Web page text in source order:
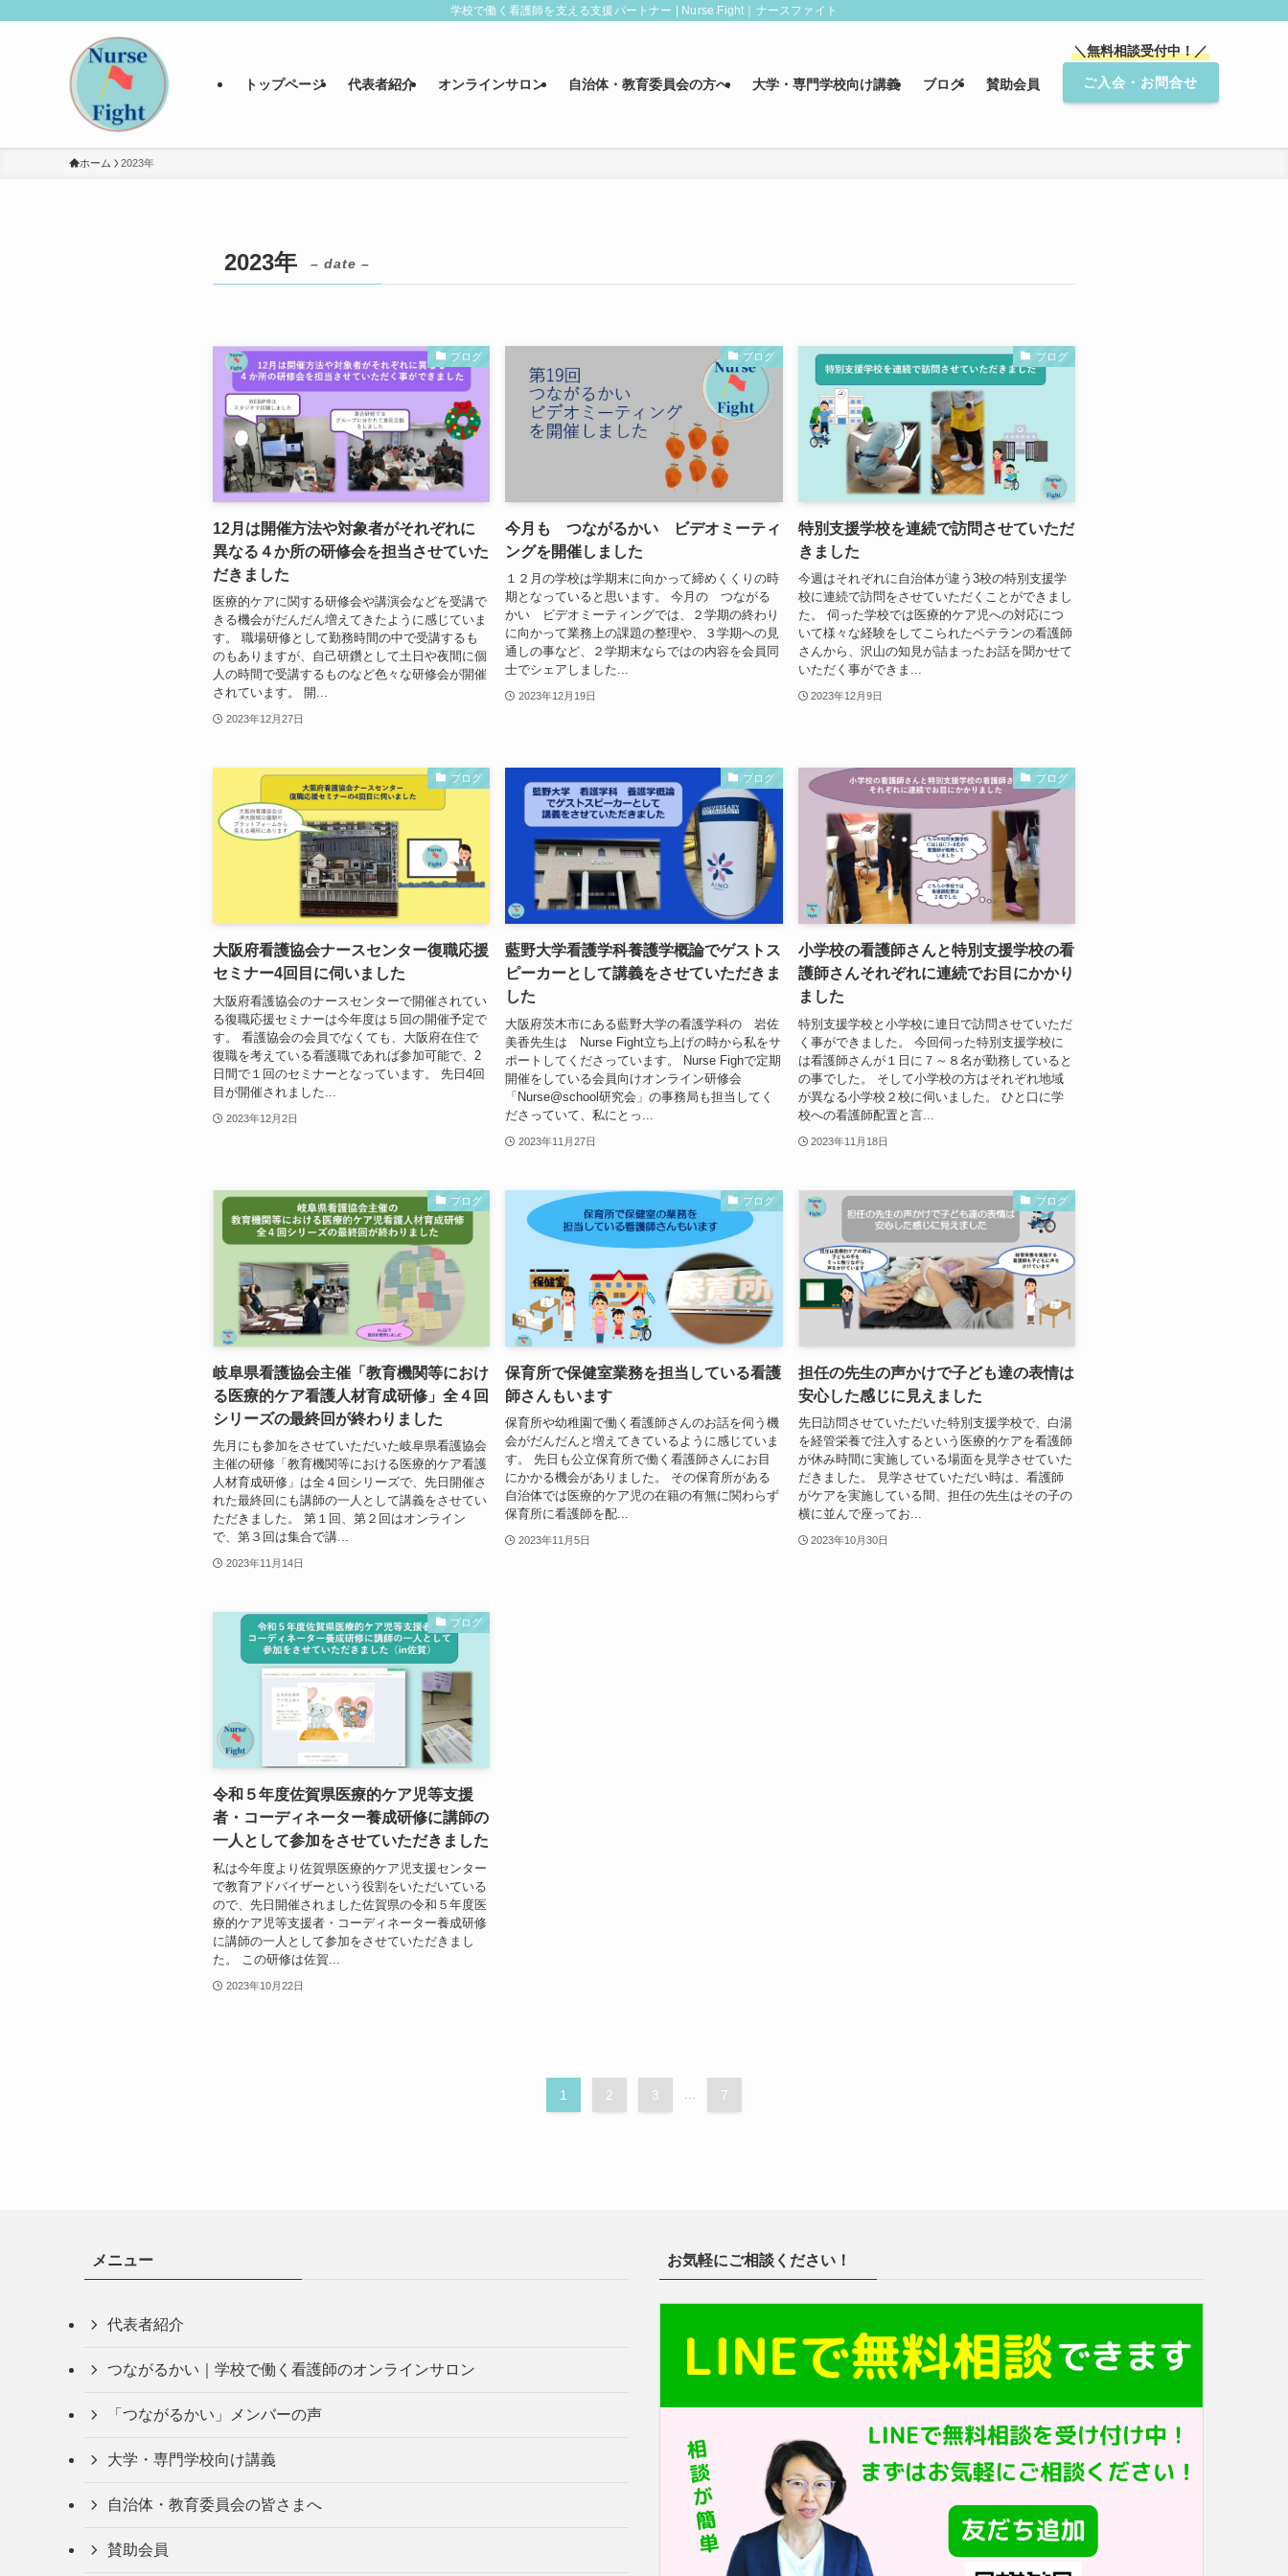
学校で働く看護師を支える支援パートナー | Nurse Fight｜ナースファイト
トップページ 代表者紹介 オンラインサロン 自治体・教育委員会の方へ 大学・専門学校向け講義 ブログ 賛助会員
＼無料相談受付中！／
ご入会・お問合せ
ホーム 2023年
2023年 – date –
ブログ
12月は開催方法や対象者がそれぞれに
異なる４か所の研修会を担当させていた
だきました
医療的ケアに関する研修会や講演会などを受講で
きる機会がだんだん増えてきたように感じていま
す。 職場研修として勤務時間の中で受講するも
のもありますが、自己研鑽として土日や夜間に個
人の時間で受講するものなど色々な研修会が開催
されています。 開...
2023年12月27日
ブログ
今月も つながるかい ビデオミーティ
ングを開催しました
１２月の学校は学期末に向かって締めくくりの時
期となっていると思います。 今月の つながる
かい ビデオミーティングでは、２学期の終わり
に向かって業務上の課題の整理や、３学期への見
通しの事など、２学期末ならではの内容を会員同
士でシェアしました...
2023年12月19日
ブログ
特別支援学校を連続で訪問させていただ
きました
今週はそれぞれに自治体が違う3校の特別支援学
校に連続で訪問をさせていただくことができまし
た。 伺った学校では医療的ケア児への対応につ
いて様々な経験をしてこられたベテランの看護師
さんから、沢山の知見が詰まったお話を聞かせて
いただく事ができま...
2023年12月9日
ブログ
大阪府看護協会ナースセンター復職応援
セミナー4回目に伺いました
大阪府看護協会のナースセンターで開催されてい
る復職応援セミナーは今年度は５回の開催予定で
す。 看護協会の会員でなくても、大阪府在住で
復職を考えている看護職であれば参加可能で、2
日間で１回のセミナーとなっています。 先日4回
目が開催されました...
2023年12月2日
ブログ
藍野大学看護学科養護学概論でゲストス
ピーカーとして講義をさせていただきま
した
大阪府茨木市にある藍野大学の看護学科の 岩佐
美香先生は Nurse Fight立ち上げの時から私をサ
ポートしてくださっています。 Nurse Fighで定期
開催をしている会員向けオンライン研修会
「Nurse@school研究会」の事務局も担当してく
ださっていて、私にとっ...
2023年11月27日
ブログ
小学校の看護師さんと特別支援学校の看
護師さんそれぞれに連続でお目にかかり
ました
特別支援学校と小学校に連日で訪問させていただ
く事ができました。 今回伺った特別支援学校に
は看護師さんが１日に７～８名が勤務していると
の事でした。 そして小学校の方はそれぞれ地域
が異なる小学校２校に伺いました。 ひと口に学
校への看護師配置と言...
2023年11月18日
ブログ
岐阜県看護協会主催「教育機関等におけ
る医療的ケア看護人材育成研修」全４回
シリーズの最終回が終わりました
先月にも参加をさせていただいた岐阜県看護協会
主催の研修「教育機関等における医療的ケア看護
人材育成研修」は全４回シリーズで、先日開催さ
れた最終回にも講師の一人として講義をさせてい
ただきました。 第１回、第２回はオンライン
で、第３回は集合で講...
2023年11月14日
ブログ
保育所で保健室業務を担当している看護
師さんもいます
保育所や幼稚園で働く看護師さんのお話を伺う機
会がだんだんと増えてきているように感じていま
す。 先日も公立保育所で働く看護師さんにお目
にかかる機会がありました。 その保育所がある
自治体では医療的ケア児の在籍の有無に関わらず
保育所に看護師を配...
2023年11月5日
ブログ
担任の先生の声かけで子ども達の表情は
安心した感じに見えました
先日訪問させていただいた特別支援学校で、白湯
を経管栄養で注入するという医療的ケアを看護師
が休み時間に実施している場面を見学させていた
だきました。 見学させていただい時は、看護師
がケアを実施している間、担任の先生はその子の
横に並んで座ってお...
2023年10月30日
ブログ
令和５年度佐賀県医療的ケア児等支援
者・コーディネーター養成研修に講師の
一人として参加をさせていただきました
私は今年度より佐賀県医療的ケア児支援センター
で教育アドバイザーという役割をいただいている
ので、先日開催されました佐賀県の令和５年度医
療的ケア児等支援者・コーディネーター養成研修
に講師の一人として参加をさせていただきまし
た。 この研修は佐賀...
2023年10月22日
1 2 3 7
メニュー
代表者紹介
つながるかい｜学校で働く看護師のオンラインサロン
「つながるかい」メンバーの声
大学・専門学校向け講義
自治体・教育委員会の皆さまへ
賛助会員
お気軽にご相談ください！